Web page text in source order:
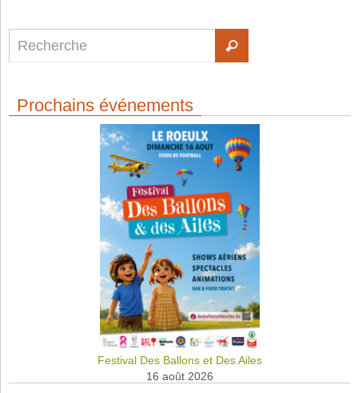
Prochains événements
Festival Des Ballons et Des Ailes
16 août 2026